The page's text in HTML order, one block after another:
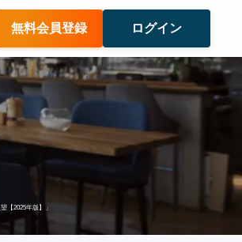
無料会員登録 ログイン
【2025年版】」